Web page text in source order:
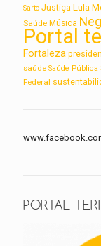
Sarto Justiça Lula
Saúde Música
Portal
Fortaleza
saúde Saúde Pública
Federal
PORTAL